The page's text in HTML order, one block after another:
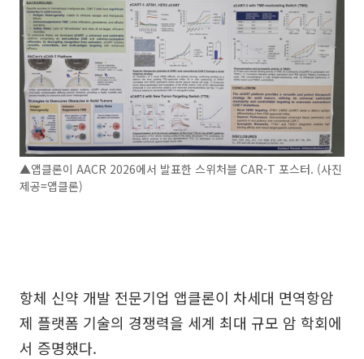
▲앱클론이 AACR 2026에서 발표한 스위처블 CAR-T 포스터. (사진
제공=앱클론)
항체 신약 개발 전문기업 앱클론이 차세대 면역항암
제 플랫폼 기술의 경쟁력을 세계 최대 규모 암 학회에
서 증명했다.